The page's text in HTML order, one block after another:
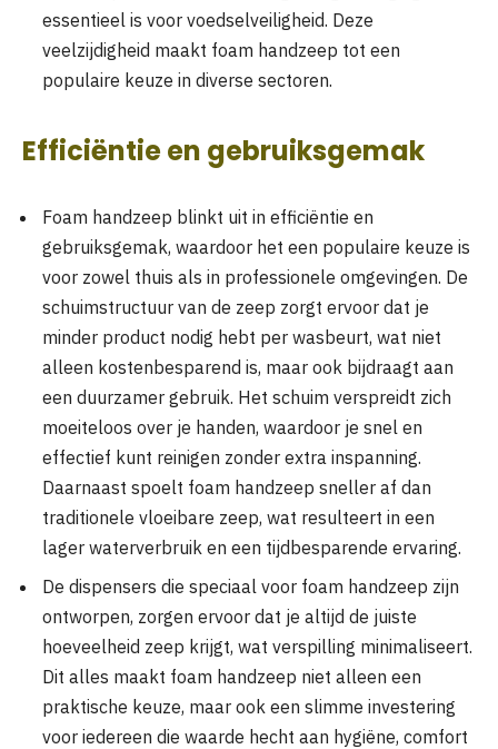
essentieel is voor voedselveiligheid. Deze
veelzijdigheid maakt foam handzeep tot een
populaire keuze in diverse sectoren.
Efficiëntie en gebruiksgemak
Foam handzeep blinkt uit in efficiëntie en
gebruiksgemak, waardoor het een populaire keuze is
voor zowel thuis als in professionele omgevingen. De
schuimstructuur van de zeep zorgt ervoor dat je
minder product nodig hebt per wasbeurt, wat niet
alleen kostenbesparend is, maar ook bijdraagt aan
een duurzamer gebruik. Het schuim verspreidt zich
moeiteloos over je handen, waardoor je snel en
effectief kunt reinigen zonder extra inspanning.
Daarnaast spoelt foam handzeep sneller af dan
traditionele vloeibare zeep, wat resulteert in een
lager waterverbruik en een tijdbesparende ervaring.
De dispensers die speciaal voor foam handzeep zijn
ontworpen, zorgen ervoor dat je altijd de juiste
hoeveelheid zeep krijgt, wat verspilling minimaliseert.
Dit alles maakt foam handzeep niet alleen een
praktische keuze, maar ook een slimme investering
voor iedereen die waarde hecht aan hygiëne, comfort